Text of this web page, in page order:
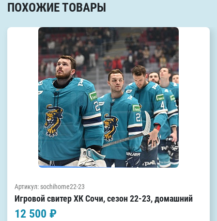
ПОХОЖИЕ ТОВАРЫ
Артикул: sochihome22-23
Игровой свитер ХК Сочи, сезон 22-23, домашний
12 500 ₽